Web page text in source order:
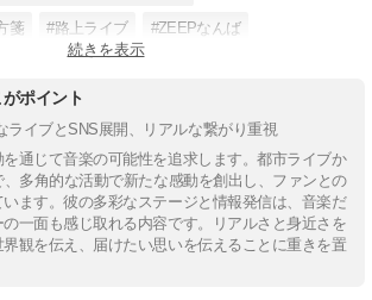
箋 #路上ライブ #ZEEPなんば
続きを表示
ポイント
ライブとSNS展開、リアルな繋がり重視
通じて音楽の可能性を追求します。都市ライブか
、多角的な活動で新たな感動を創出し、ファンとの
ます。彼の多彩なステージと情報発信は、音楽だ
一面も感じ取れる内容です。リアルさと身近さを
観を伝え、届けたい思いを伝えることに重きを置